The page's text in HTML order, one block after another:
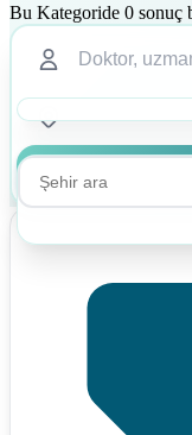
Bu Kategoride 0 sonuç